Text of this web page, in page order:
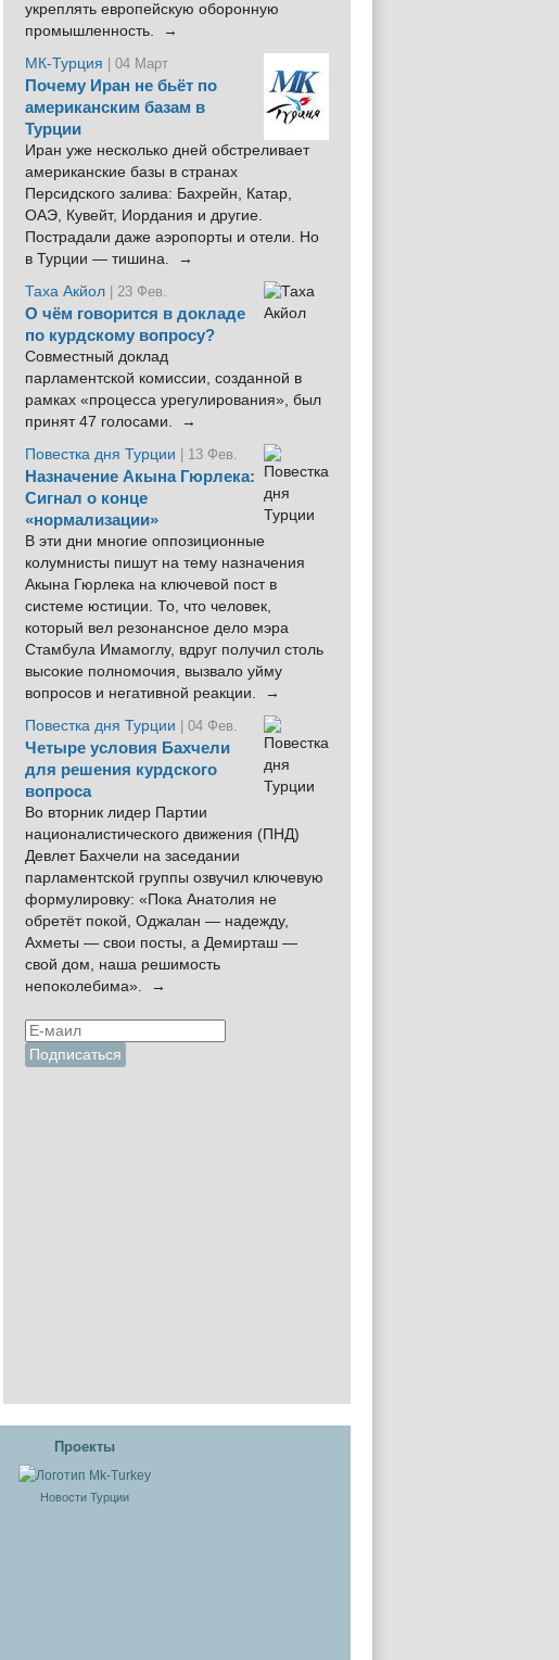
укреплять европейскую оборонную
промышленность. →
МК-Турция
| 04 Март
Почему Иран не бьёт по
американским базам в
Турции
Иран уже несколько дней обстреливает
американские базы в странах
Персидского залива: Бахрейн, Катар,
ОАЭ, Кувейт, Иордания и другие.
Пострадали даже аэропорты и отели. Но
в Турции — тишина. →
Таха Акйол | 23 Фев.
О чём говорится в докладе
по курдскому вопросу?
Совместный доклад
парламентской комиссии, созданной в
рамках «процесса урегулирования», был
принят 47 голосами. →
Повестка дня Турции
| 13 Фев.
Назначение Акына Гюрлека:
Сигнал о конце
«нормализации»
В эти дни многие оппозиционные
колумнисты пишут на тему назначения
Акына Гюрлека на ключевой пост в
системе юстиции. То, что человек,
который вел резонансное дело мэра
Стамбула Имамоглу, вдруг получил столь
высокие полномочия, вызвало уйму
вопросов и негативной реакции. →
Повестка дня Турции
| 04 Фев.
Четыре условия Бахчели
для решения курдского
вопроса
Во вторник лидер Партии
националистического движения (ПНД)
Девлет Бахчели на заседании
парламентской группы озвучил ключевую
формулировку: «Пока Анатолия не
обретёт покой, Оджалан — надежду,
Ахметы — свои посты, а Демирташ —
свой дом, наша решимость
непоколебима». →
Проекты
Новости Турции